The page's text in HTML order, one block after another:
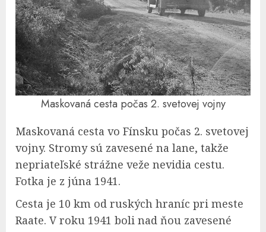
Maskovaná cesta počas 2. svetovej vojny
Maskovaná cesta vo Fínsku počas 2. svetovej
vojny. Stromy sú zavesené na lane, takže
nepriateľské strážne veže nevidia cestu.
Fotka je z júna 1941.
Cesta je 10 km od ruských hraníc pri meste
Raate. V roku 1941 boli nad ňou zavesené